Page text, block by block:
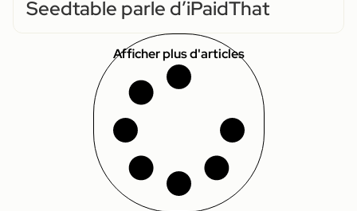
Seedtable parle d’iPaidThat
Afficher plus d'articles